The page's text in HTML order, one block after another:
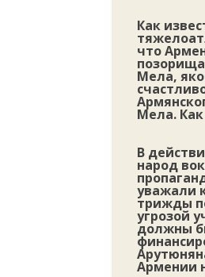
Как
что
Мела,
Мела.
В
народ
уважали
трижды
угрозой
должны
Армении